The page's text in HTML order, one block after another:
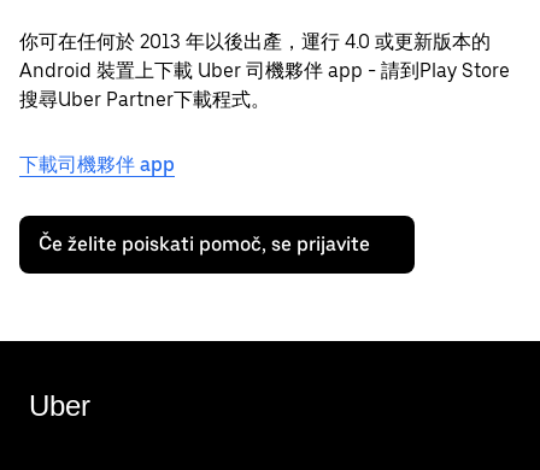
你可在任何於 2013 年以後出產，運行 4.0 或更新版本的
Android 裝置上下載 Uber 司機夥伴 app - 請到Play Store
搜尋Uber Partner下載程式。
下載司機夥伴 app
Če želite poiskati pomoč, se prijavite
Uber